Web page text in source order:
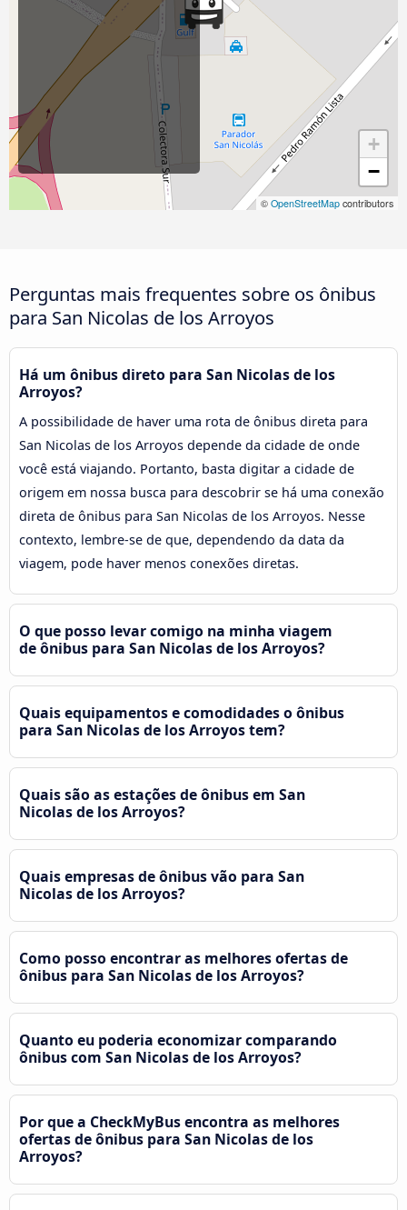
+
−
© OpenStreetMap contributors
Perguntas mais frequentes sobre os ônibus
para San Nicolas de los Arroyos
Há um ônibus direto para San Nicolas de los
Arroyos?
A possibilidade de haver uma rota de ônibus direta para
San Nicolas de los Arroyos depende da cidade de onde
você está viajando. Portanto, basta digitar a cidade de
origem em nossa busca para descobrir se há uma conexão
direta de ônibus para San Nicolas de los Arroyos. Nesse
contexto, lembre-se de que, dependendo da data da
viagem, pode haver menos conexões diretas.
O que posso levar comigo na minha viagem
de ônibus para San Nicolas de los Arroyos?
Quais equipamentos e comodidades o ônibus
para San Nicolas de los Arroyos tem?
Quais são as estações de ônibus em San
Nicolas de los Arroyos?
Quais empresas de ônibus vão para San
Nicolas de los Arroyos?
Como posso encontrar as melhores ofertas de
ônibus para San Nicolas de los Arroyos?
Quanto eu poderia economizar comparando
ônibus com San Nicolas de los Arroyos?
Por que a CheckMyBus encontra as melhores
ofertas de ônibus para San Nicolas de los
Arroyos?